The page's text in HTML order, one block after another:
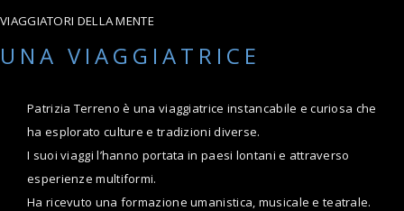
VIAGGIATORI DELLA MENTE
UNA VIAGGIATRICE
Patrizia Terreno è una viaggiatrice instancabile e curiosa che
ha esplorato culture e tradizioni diverse.
I suoi viaggi l’hanno portata in paesi lontani e attraverso
esperienze multiformi.
Ha ricevuto una formazione umanistica, musicale e teatrale.